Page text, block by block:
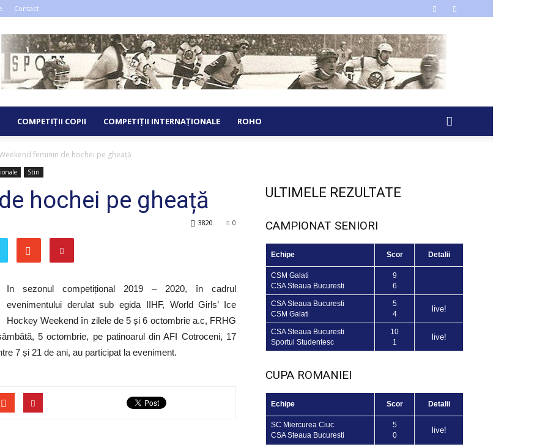
Contact
COMPETIȚII COPII COMPETIȚII INTERNAȚIONALE ROHO
feminin de hochei pe gheață
Stiri
hochei pe gheață
0
3820
In sezonul competițional 2019 – 2020, în cadrul
evenimentului derulat sub egida IIHF, World Girls’ Ice
Hockey Weekend în zilele de 5 și 6 octombrie a.c, FRHG
5 octombrie, pe patinoarul din AFI Cotroceni, 17
7 și 21 de ani, au participat la eveniment.
ULTIMELE REZULTATE
CAMPIONAT SENIORI
Echipe Scor Detalii
CSM Galati
CSA Steaua Bucuresti
9
6
CSA Steaua Bucuresti
CSM Galati
5
4
live!
CSA Steaua Bucuresti
Sportul Studentesc
10
1
live!
CUPA ROMANIEI
Echipe Scor Detalii
SC Miercurea Ciuc
CSA Steaua Bucuresti
5
0
live!